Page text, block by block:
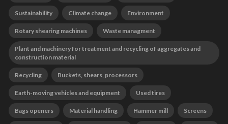
Sustainability Climate change Environment
Rotary shearing machines Waste managment
Plant and machinery for treatment and recycling of aggregates and
construction material
Recycling Buckets, shears, processors
Earth-moving vehicles and equipment Used tires
Bags openers Material handling Hammer mill Screens